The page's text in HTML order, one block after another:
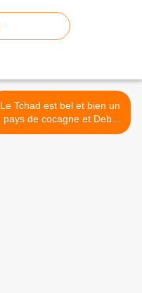
Le Tchad est bel et bien un
pays de cocagne et Deby
est un pauvre type qui n’a